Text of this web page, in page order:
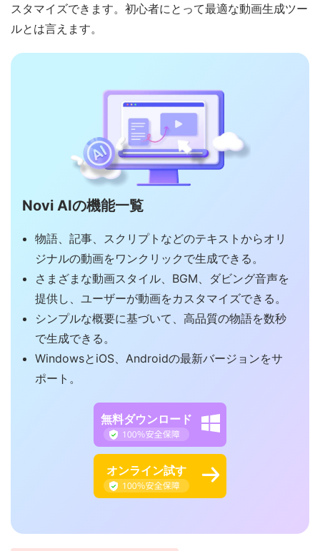
スタマイズできます。初心者にとって最適な動画生成ツー
ルとは言えます。
Novi AIの機能一覧
物語、記事、スクリプトなどのテキストからオリ
ジナルの動画をワンクリックで生成できる。
さまざまな動画スタイル、BGM、ダビング音声を
提供し、ユーザーが動画をカスタマイズできる。
シンプルな概要に基づいて、高品質の物語を数秒
で生成できる。
WindowsとiOS、Androidの最新バージョンをサ
ポート。
無料ダウンロード
オンライン試す